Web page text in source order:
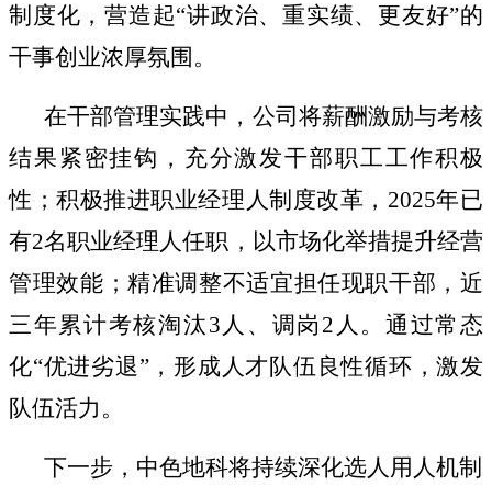
制度化 ，营造起“讲政治、重实绩、更友好”的
干事创业浓厚氛围 。
在干部管理实践中，公司 将薪酬激励与考核
结果紧密挂钩，充分激发干部职工工作积极
性 ； 积极推进职业经理人制度改革， 2025年已
有2名职业经理人任职，以市场化举措提升经营
管理效能 ； 精准调整不适宜担任现职干部 ，近
三年累计考核淘汰3 人 、 调岗 2 人 。 通过常态
化“优进劣退”，形成 人才队伍 良性循环，激发
队伍活力 。
下一步，中色地科将持续深化选人用人机制